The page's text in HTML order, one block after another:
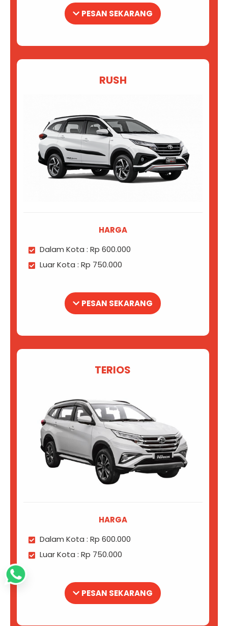
PESAN SEKARANG
RUSH
HARGA
Dalam Kota : Rp 600.000
Luar Kota : Rp 750.000
PESAN SEKARANG
TERIOS
HARGA
Dalam Kota : Rp 600.000
Luar Kota : Rp 750.000
PESAN SEKARANG